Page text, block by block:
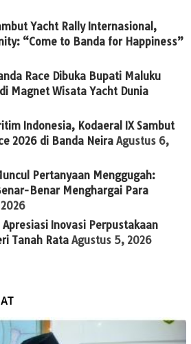
Yacht Rally Internasional,
“Come to Banda for Happiness”
Race Dibuka Bupati Maluku
Magnet Wisata Yacht Dunia
Indonesia, Kodaeral IX Sambut
2026 di Banda Neira Agustus 6,
Pertanyaan Menggugah:
Benar Menghargai Para
Inovasi Perpustakaan
Tanah Rata Agustus 5, 2026